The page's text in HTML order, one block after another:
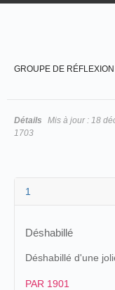
GROUPE DE
Détails Mis à jour : 18
1703
1
Déshabillé
Déshabillé d'une
PAR 1901